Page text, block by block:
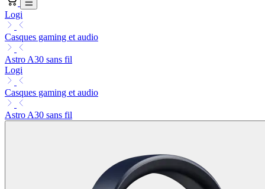
Logi
Casques gaming et audio
Astro A30 sans fil
Logi
Casques gaming et audio
Astro A30 sans fil